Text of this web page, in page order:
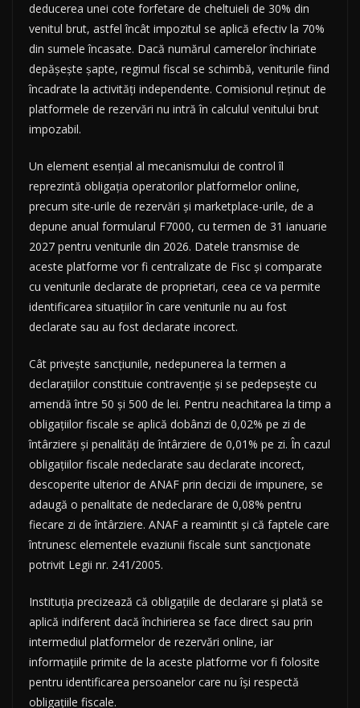
deducerea unei cote forfetare de cheltuieli de 30% din
venitul brut, astfel încât impozitul se aplică efectiv la 70%
din sumele încasate. Dacă numărul camerelor închiriate
depășește șapte, regimul fiscal se schimbă, veniturile fiind
încadrate la activități independente. Comisionul reținut de
platformele de rezervări nu intră în calculul venitului brut
impozabil.
Un element esențial al mecanismului de control îl
reprezintă obligația operatorilor platformelor online,
precum site-urile de rezervări și marketplace-urile, de a
depune anual formularul F7000, cu termen de 31 ianuarie
2027 pentru veniturile din 2026. Datele transmise de
aceste platforme vor fi centralizate de Fisc și comparate
cu veniturile declarate de proprietari, ceea ce va permite
identificarea situațiilor în care veniturile nu au fost
declarate sau au fost declarate incorect.
Cât privește sancțiunile, nedepunerea la termen a
declarațiilor constituie contravenție și se pedepsește cu
amendă între 50 și 500 de lei. Pentru neachitarea la timp a
obligațiilor fiscale se aplică dobânzi de 0,02% pe zi de
întârziere și penalități de întârziere de 0,01% pe zi. În cazul
obligațiilor fiscale nedeclarate sau declarate incorect,
descoperite ulterior de ANAF prin decizii de impunere, se
adaugă o penalitate de nedeclarare de 0,08% pentru
fiecare zi de întârziere. ANAF a reamintit și că faptele care
întrunesc elementele evaziunii fiscale sunt sancționate
potrivit Legii nr. 241/2005.
Instituția precizează că obligațiile de declarare și plată se
aplică indiferent dacă închirierea se face direct sau prin
intermediul platformelor de rezervări online, iar
informațiile primite de la aceste platforme vor fi folosite
pentru identificarea persoanelor care nu își respectă
obligațiile fiscale.